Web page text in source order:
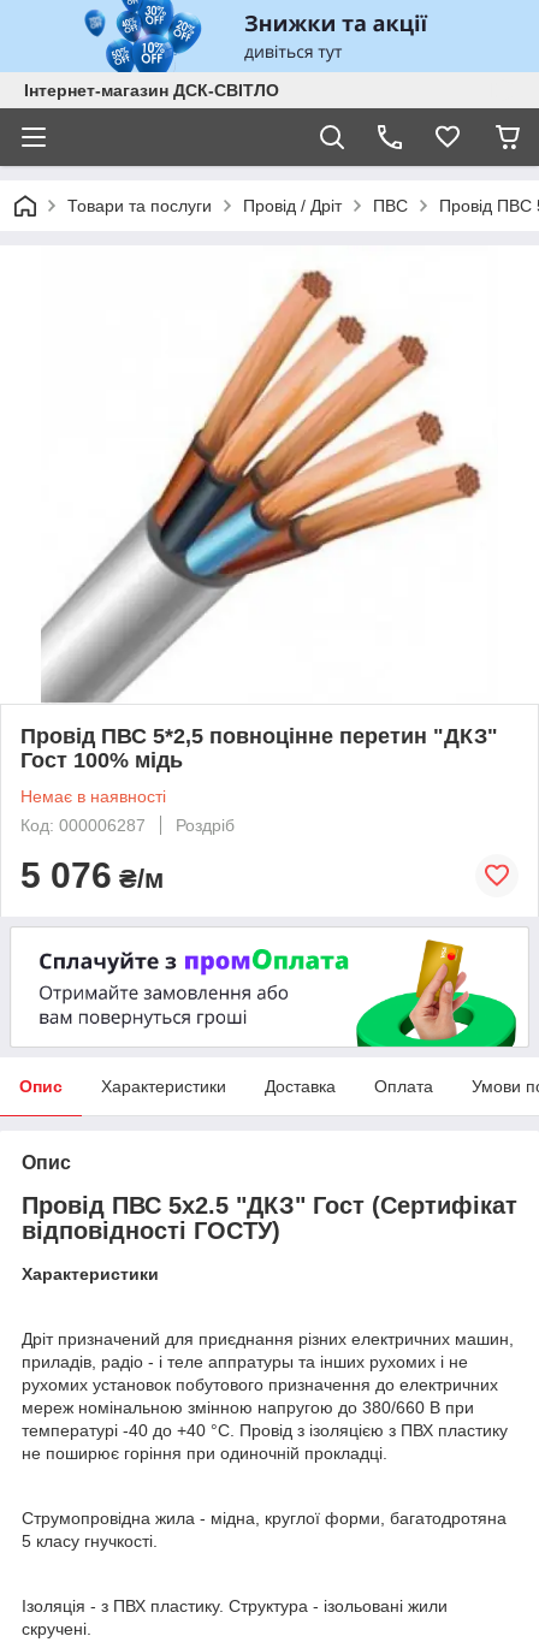
Інтернет-магазин ДСК-СВІТЛО
Товари та послуги Провід / Дріт ПВС Провід ПВС
Провід ПВС 5*2,5 повноцінне перетин "ДКЗ"
Гост 100% мідь
Немає в наявності
Код: 000006287
Роздріб
5 076 ₴/м
Опис Характеристики Доставка Оплата Умови
Опис
Провід ПВС 5х2.5 "ДКЗ" Гост (Сертифікат
відповідності ГОСТУ)
Характеристики
Дріт призначений для приєднання різних електричних машин,
приладів, радіо - і теле аппратуры та інших рухомих і не
рухомих установок побутового призначення до електричних
мереж номінальною змінною напругою до 380/660 В при
температурі -40 до +40 °С. Провід з ізоляцією з ПВХ пластику
не поширює горіння при одиночній прокладці.
Струмопровідна жила - мідна, круглої форми, багатодротяна
5 класу гнучкості.
Ізоляція - з ПВХ пластику. Структура - ізольовані жили
скручені.